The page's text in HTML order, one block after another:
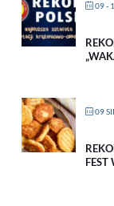
09 -
09
FEST